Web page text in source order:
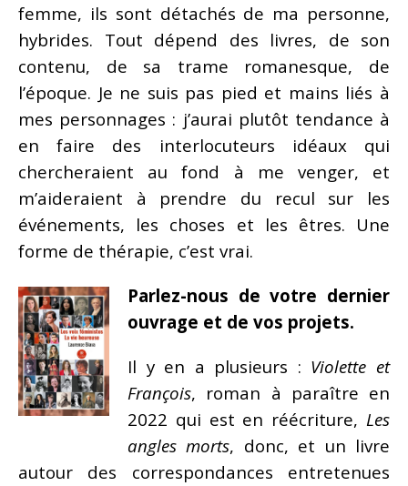
femme, ils sont détachés de ma personne,
hybrides. Tout dépend des livres, de son
contenu, de sa trame romanesque, de
l’époque. Je ne suis pas pied et mains liés à
mes personnages : j’aurai plutôt tendance à
en faire des interlocuteurs idéaux qui
chercheraient au fond à me venger, et
m’aideraient à prendre du recul sur les
événements, les choses et les êtres. Une
forme de thérapie, c’est vrai.
Parlez-nous de votre dernier
ouvrage et de vos projets.
Il y en a plusieurs : Violette et
François, roman à paraître en
2022 qui est en réécriture, Les
angles morts, donc, et un livre
autour des correspondances entretenues